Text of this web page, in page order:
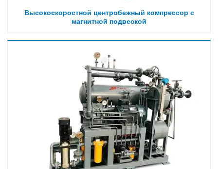
Высокоскоростной центробежный компрессор с
магнитной подвеской